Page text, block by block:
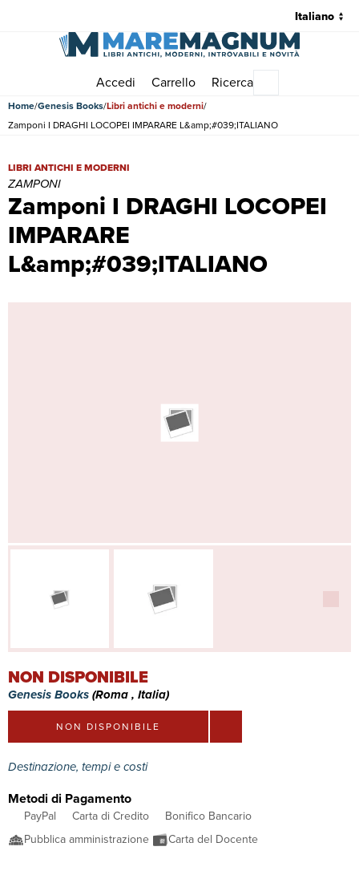
Accedi Carrello Ricerca
Home Genesis Books Libri antichi e moderni
Zamponi I DRAGHI LOCOPEI IMPARARE L&amp;#039;ITALIANO
Zamponi I DRAGHI LOCOPEI
IMPARARE
L&amp;#039;ITALIANO
Zamponi I DRAGHI LOCOPEI IMPARARE L&amp;#039;ITALIANO
LIBRI ANTICHI E MODERNI
ZAMPONI
NON DISPONIBILE
Genesis Books(Roma , Italia)
NON DISPONIBILE
Destinazione, tempi e costi
Metodi di Pagamento
PayPal Carta di Credito
Bonifico Bancario
Pubblica amministrazione
Carta del Docente